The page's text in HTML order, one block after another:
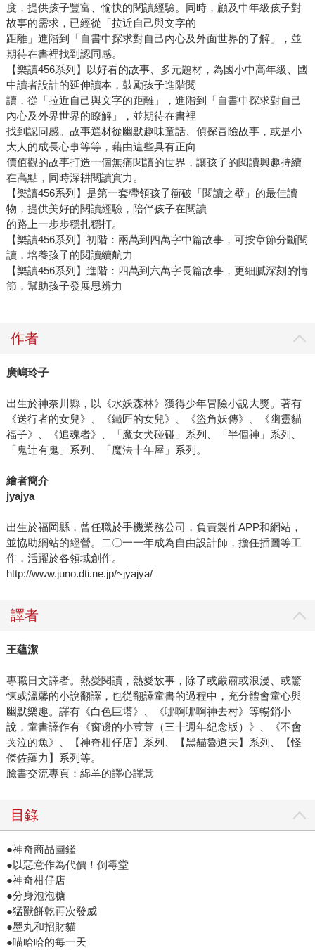
度，提供孩子豐富、愉快的閱讀經驗。同時，顧及中年級孩子對
故事的需求，已經從「拉近自己與文字的
距離」進階到「自書中探求對自己內心及外面世界的了解」，並
期待在書裡找到認同感。
【樂讀456系列】以好看的故事、多元題材，為國小中高年級、國
中讀者設計的延伸讀本，鼓勵孩子進階閱
讀，從「拉近自己與文字的距離」，進階到「自書中探求對自己
內心及外界世界的瞭解」，並期待在書裡
找到認同感。故事選材從幽默趣味童話、偵探冒險故事，或是小
大人的成長心事等等，藉由這些具有正向
價值觀的故事打造一個無痛閱讀的世界，讓孩子的閱讀興趣持續
在高點，同時深耕閱讀實力。
【樂讀456系列】是第一套帶領孩子衝破「閱讀之壁」的最佳讀
物，提供美好的閱讀經驗，陪伴孩子在閱讀
的路上一步步穩扎穩打。
【樂讀456系列】初階：兩萬到四萬字中篇故事，可按章節分斷閱
讀，培養孩子的閱讀續航力
【樂讀456系列】進階：四萬到六萬字長篇故事，更細膩深刻的情
節，幫助孩子發展思辨力
作者
廣嶋玲子
出生於神奈川縣，以《水妖森林》獲得少年冒險小說大獎。著有
《送行者的女兒》、《鐵匠的女兒》、《盜角妖傳》、《幽靈貓
福子》、《追魂者》、「魔女犬碰碰」系列、「半個神」系列、
「鬼辻有鬼」系列、「魔法十年屋」系列。
繪者簡介
jyajya
出生於福岡縣，曾任職於手機業務公司，負責製作APP和網站，
並協助網站的經營。二〇一一年成為自由設計師，擔任插圖等工
作，活躍於各領域創作。
http://www.juno.dti.ne.jp/~jyajya/
譯者
王蘊潔
專職日文譯者。熱愛閱讀，熱愛故事，除了或嚴肅或浪漫、或驚
悚或溫馨的小說翻譯，也從翻譯童書的過程中，充分體會童心與
幽默樂趣。譯有《白色巨塔》、《哪啊哪啊神去村》等暢銷小
說，童書譯作有《窗邊的小荳荳（三十週年紀念版）》、《不會
哭泣的魚》、【神奇柑仔店】系列、【黑貓魯道夫】系列、【怪
傑佐羅力】系列等。
臉書交流專頁：綿羊的譯心譯意
目錄
●神奇商品圖鑑
●以惡意作為代價！倒霉堂
●神奇柑仔店
●分身泡泡糖
●猛獸餅乾再次發威
●墨丸和招財貓
●喵哈哈的每一天